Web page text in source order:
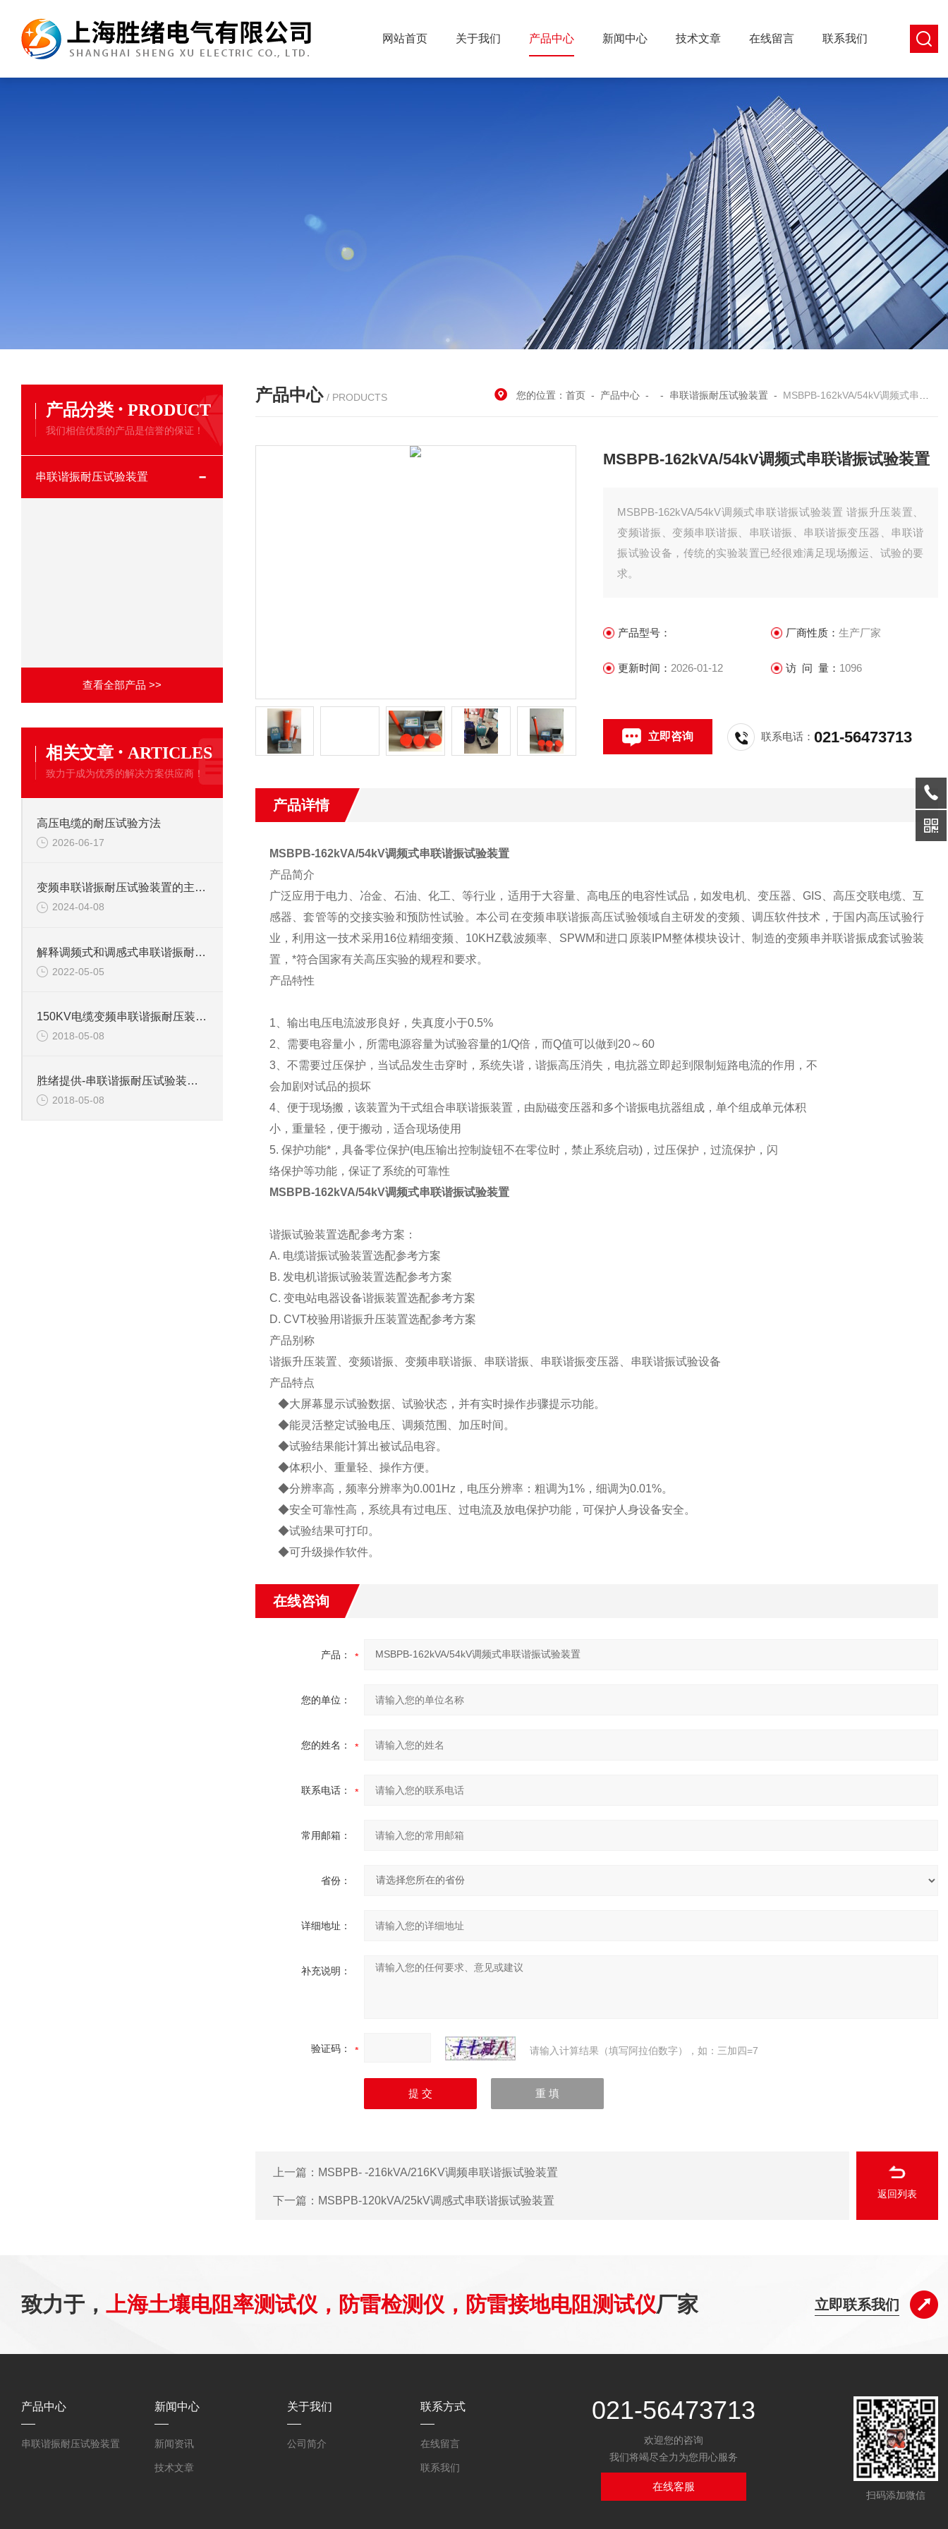
网站首页 关于我们 产品中心 新闻中心 技术文章 在线留言 联系我们
产品分类 · PRODUCT
我们相信优质的产品是信誉的保证！
串联谐振耐压试验装置
查看全部产品 >>
相关文章 · ARTICLES
致力于成为优秀的解决方案供应商！
高压电缆的耐压试验方法
2026-06-17
变频串联谐振耐压试验装置的主要应用
2024-04-08
解释调频式和调感式串联谐振耐压试验装置有什么区别？
2022-05-05
150KV电缆变频串联谐振耐压装置介绍
2018-05-08
胜绪提供-串联谐振耐压试验装置主要功能
2018-05-08
产品中心 / PRODUCTS 您的位置：首页 - 产品中心 - - 串联谐振耐压试验装置 - MSBPB-162kVA/54kV调频式串联谐振试验装置
MSBPB-162kVA/54kV调频式串联谐振试验装置
MSBPB-162kVA/54kV调频式串联谐振试验装置 谐振升压装置、
变频谐振、变频串联谐振、串联谐振、串联谐振变压器、串联谐
振试验设备，传统的实验装置已经很难满足现场搬运、试验的要
求。
产品型号： 厂商性质： 生产厂家
更新时间： 2026-01-12 访 问 量： 1096
立即咨询 联系电话：021-56473713
产品详情
MSBPB-162kVA/54kV调频式串联谐振试验装置
产品简介
广泛应用于电力、冶金、石油、化工、等行业，适用于大容量、高电压的电容性试品，如发电机、变压器、GIS、高压交联电缆、互
感器、套管等的交接实验和预防性试验。本公司在变频串联谐振高压试验领域自主研发的变频、调压软件技术，于国内高压试验行
业，利用这一技术采用16位精细变频、10KHZ载波频率、SPWM和进口原装IPM整体模块设计、制造的变频串并联谐振成套试验装
置，*符合国家有关高压实验的规程和要求。
产品特性
1、输出电压电流波形良好，失真度小于0.5%
2、需要电容量小，所需电源容量为试验容量的1/Q倍，而Q值可以做到20～60
3、不需要过压保护，当试品发生击穿时，系统失谐，谐振高压消失，电抗器立即起到限制短路电流的作用，不
会加剧对试品的损坏
4、便于现场搬，该装置为干式组合串联谐振装置，由励磁变压器和多个谐振电抗器组成，单个组成单元体积
小，重量轻，便于搬动，适合现场使用
5. 保护功能*，具备零位保护(电压输出控制旋钮不在零位时，禁止系统启动)，过压保护，过流保护，闪
络保护等功能，保证了系统的可靠性
MSBPB-162kVA/54kV调频式串联谐振试验装置
谐振试验装置选配参考方案：
A. 电缆谐振试验装置选配参考方案
B. 发电机谐振试验装置选配参考方案
C. 变电站电器设备谐振装置选配参考方案
D. CVT校验用谐振升压装置选配参考方案
产品别称
谐振升压装置、变频谐振、变频串联谐振、串联谐振、串联谐振变压器、串联谐振试验设备
产品特点
◆大屏幕显示试验数据、试验状态，并有实时操作步骤提示功能。
◆能灵活整定试验电压、调频范围、加压时间。
◆试验结果能计算出被试品电容。
◆体积小、重量轻、操作方便。
◆分辨率高，频率分辨率为0.001Hz，电压分辨率：粗调为1%，细调为0.01%。
◆安全可靠性高，系统具有过电压、过电流及放电保护功能，可保护人身设备安全。
◆试验结果可打印。
◆可升级操作软件。
在线咨询
产品：
您的单位：
您的姓名：
联系电话：
常用邮箱：
省份：
详细地址：
补充说明：
验证码： 请输入计算结果（填写阿拉伯数字），如：三加四=7
上一篇： MSBPB- -216kVA/216KV调频串联谐振试验装置
下一篇： MSBPB-120kVA/25kV调感式串联谐振试验装置
返回列表
致力于， 上海土壤电阻率测试仪，防雷检测仪，防雷接地电阻测试仪厂家 立即联系我们
产品中心
串联谐振耐压试验装置
新闻中心
新闻资讯
技术文章
关于我们
公司简介
联系方式
在线留言
联系我们
021-56473713
欢迎您的咨询
我们将竭尽全力为您用心服务
在线客服
扫码添加微信